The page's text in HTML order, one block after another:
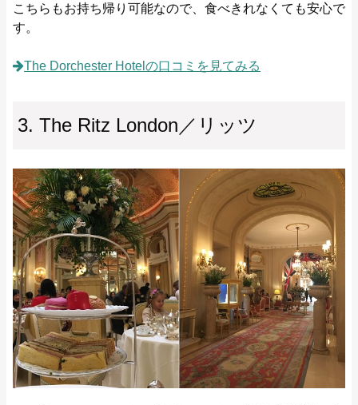
こちらもお持ち帰り可能なので、食べきれなくても安心で
す。
The Dorchester Hotelの口コミを見てみる
3. The Ritz London／リッツ